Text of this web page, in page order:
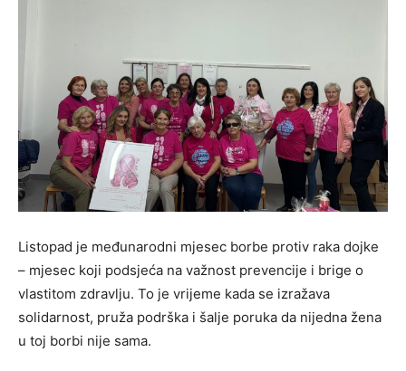
Listopad je međunarodni mjesec borbe protiv raka dojke
– mjesec koji podsjeća na važnost prevencije i brige o
vlastitom zdravlju. To je vrijeme kada se izražava
solidarnost, pruža podrška i šalje poruka da nijedna žena
u toj borbi nije sama.